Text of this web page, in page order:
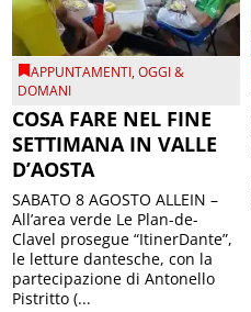
APPUNTAMENTI,OGGI &
DOMANI
COSA FARE NEL FINE
SETTIMANA IN VALLE
D’AOSTA
SABATO 8 AGOSTO ALLEIN –
All’area verde Le Plan-de-
Clavel prosegue “ItinerDante”,
le letture dantesche, con la
partecipazione di Antonello
Pistritto (...